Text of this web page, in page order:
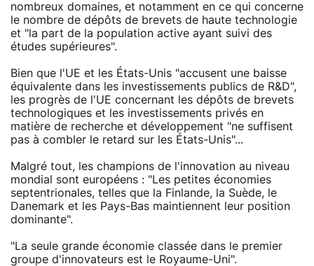
nombreux domaines, et notamment en ce qui concerne
le nombre de dépôts de brevets de haute technologie
et "la part de la population active ayant suivi des
études supérieures".
Bien que l'UE et les États-Unis "accusent une baisse
équivalente dans les investissements publics de R&D",
les progrès de l'UE concernant les dépôts de brevets
technologiques et les investissements privés en
matière de recherche et développement "ne suffisent
pas à combler le retard sur les États-Unis"...
Malgré tout, les champions de l'innovation au niveau
mondial sont européens : "Les petites économies
septentrionales, telles que la Finlande, la Suède, le
Danemark et les Pays-Bas maintiennent leur position
dominante".
"La seule grande économie classée dans le premier
groupe d'innovateurs est le Royaume-Uni".